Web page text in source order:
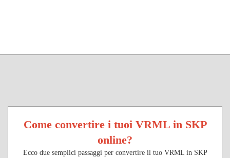
Come convertire i tuoi VRML in SKP
online?
Ecco due semplici passaggi per convertire il tuo VRML in SKP